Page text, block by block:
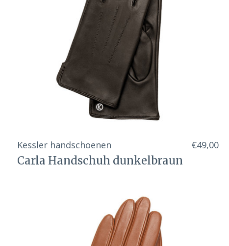
Kessler handschoenen
Carla Handschuh dunkelbraun
€49,00